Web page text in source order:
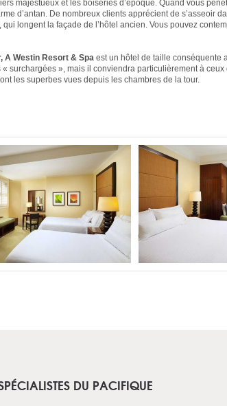
majestueux et les boiseries d’époque. Quand vous
d’antan. De nombreux clients apprécient de s’asseoir
qui longent la façade de l’hôtel ancien. Vous pouvez
A Westin Resort & Spa est un hôtel de taille conséquente
surchargées », mais il conviendra particulièrement à
les superbes vues depuis les chambres de la tour.
DU PACIFIQUE